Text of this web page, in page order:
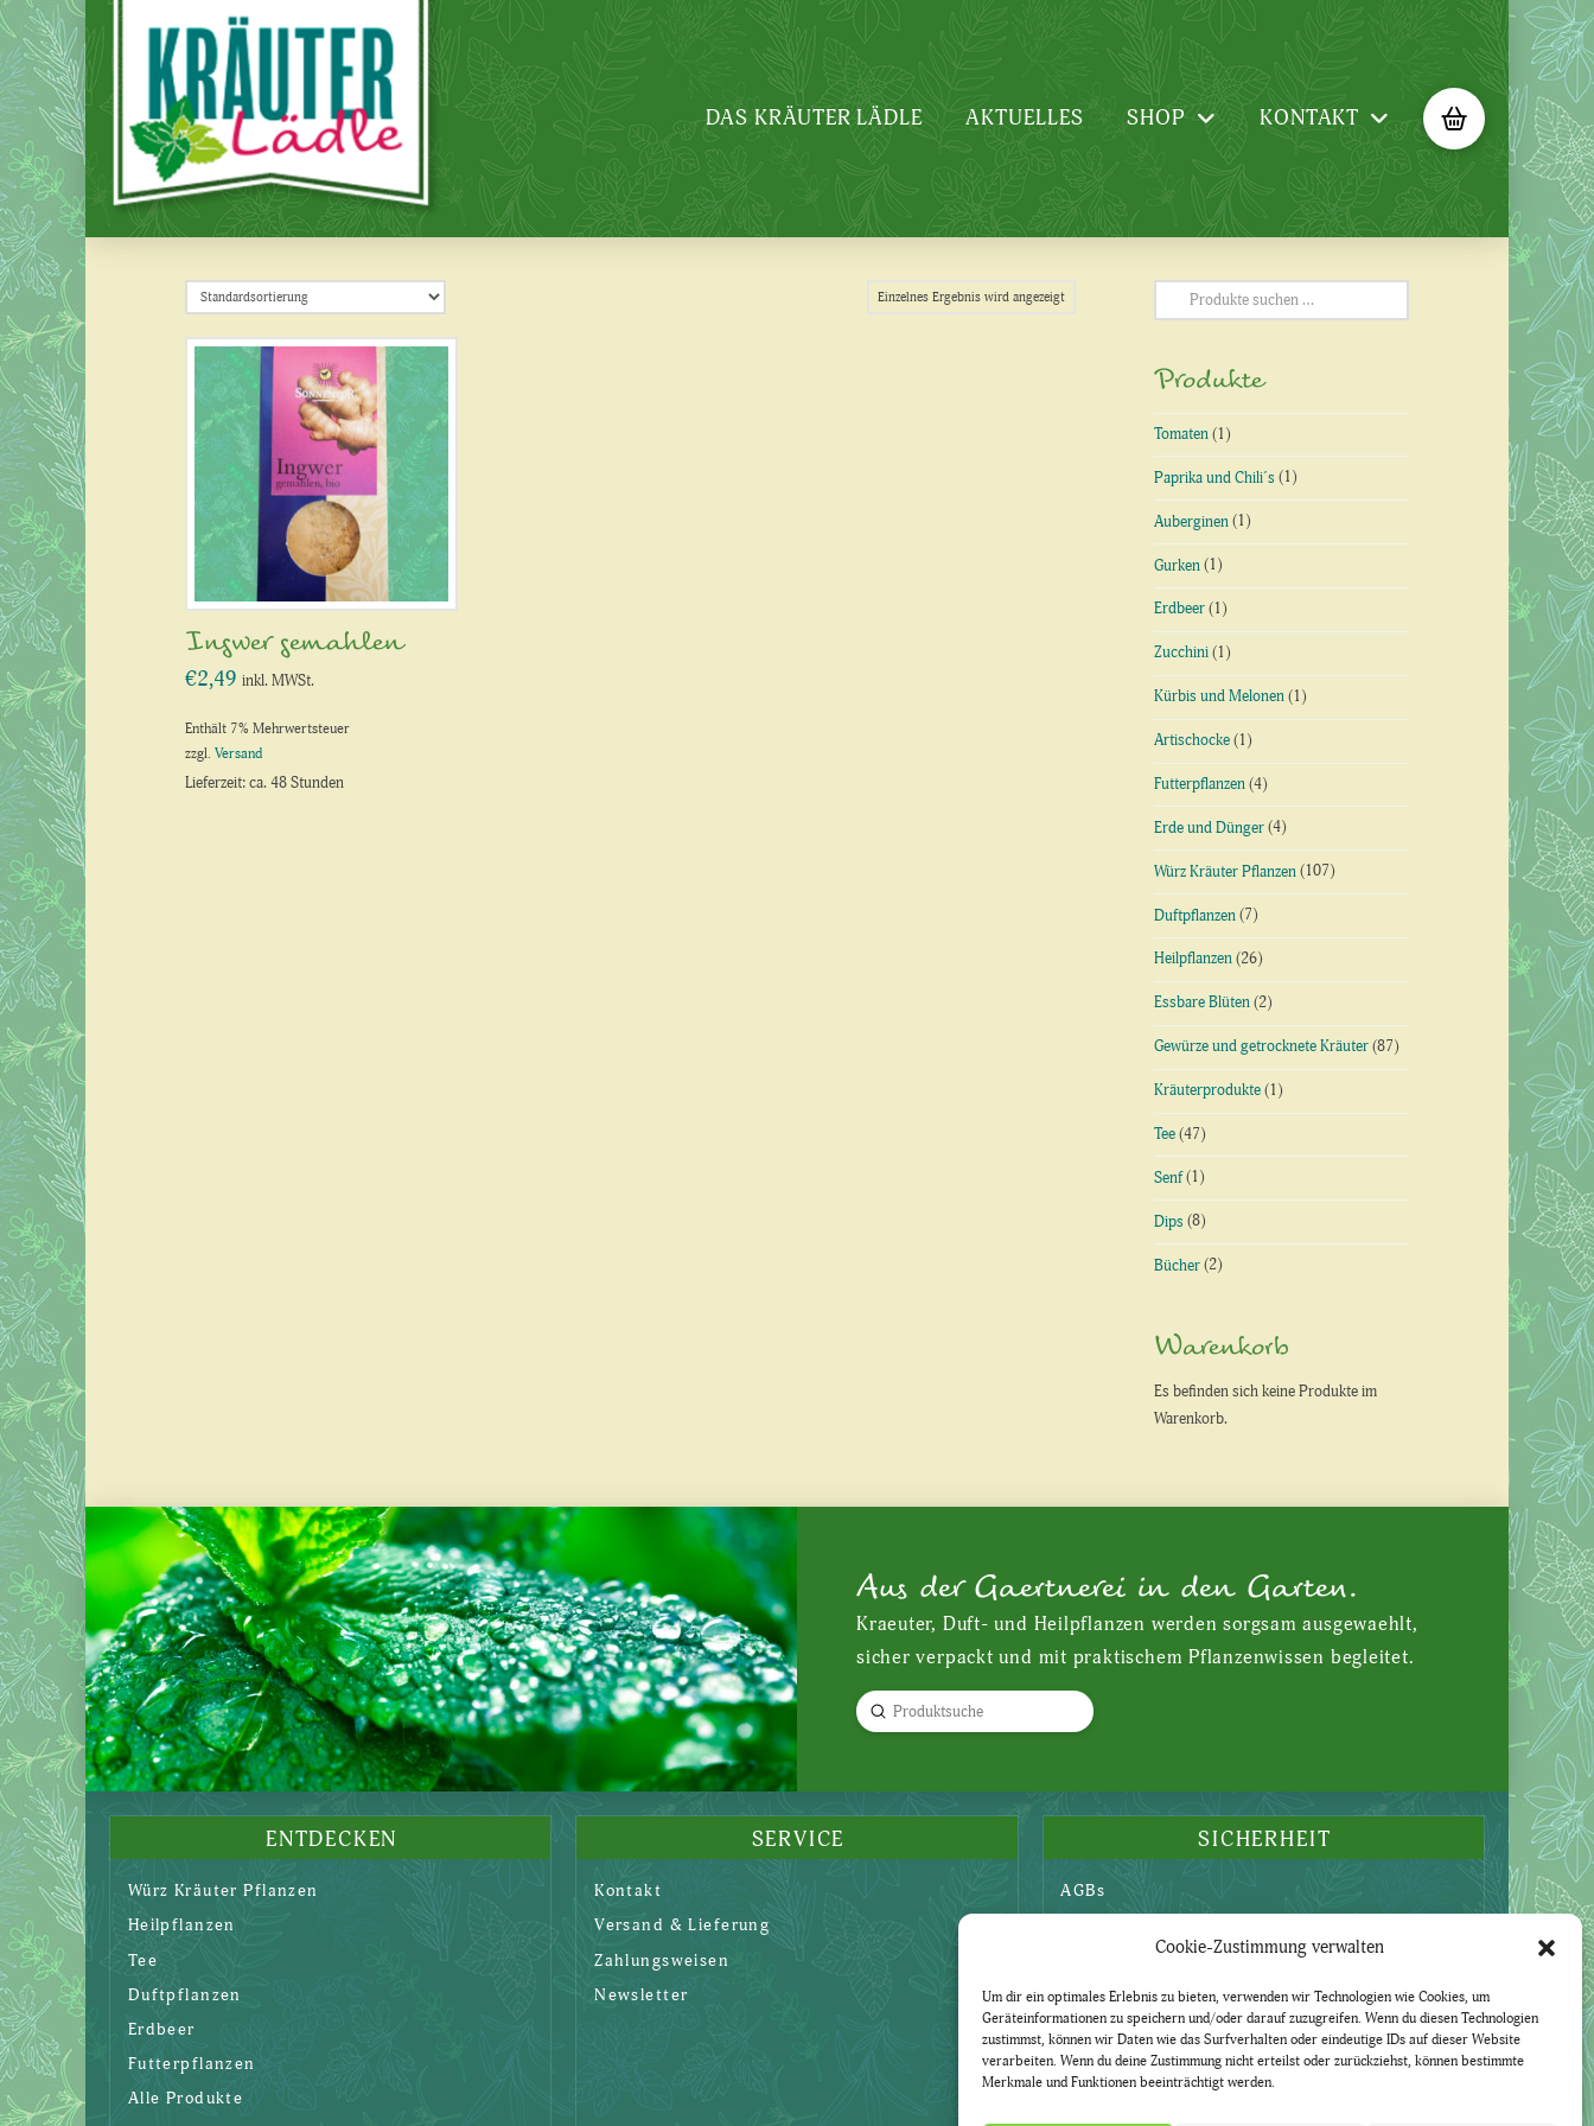
Cookie-Zustimmung verwalten
Um dir ein optimales Erlebnis zu bieten, verwenden wir Technologien wie Cookies, um
Geräteinformationen zu speichern und/oder darauf zuzugreifen. Wenn du diesen Technologien
zustimmst, können wir Daten wie das Surfverhalten oder eindeutige IDs auf dieser Website
verarbeiten. Wenn du deine Zustimmung nicht erteilst oder zurückziehst, können bestimmte
Merkmale und Funktionen beeinträchtigt werden.
DAS KRÄUTER LÄDLE AKTUELLES SHOP KONTAKT
Einzelnes Ergebnis wird angezeigt
Ingwer gemahlen
€2,49 inkl. MWSt.
Enthält 7% Mehrwertsteuer
zzgl. Versand
Lieferzeit: ca. 48 Stunden
Suchen
nach:
Produkte
Tomaten (1)
Paprika und Chili´s (1)
Auberginen (1)
Gurken (1)
Erdbeer (1)
Zucchini (1)
Kürbis und Melonen (1)
Artischocke (1)
Futterpflanzen (4)
Erde und Dünger (4)
Würz Kräuter Pflanzen (107)
Duftpflanzen (7)
Heilpflanzen (26)
Essbare Blüten (2)
Gewürze und getrocknete Kräuter (87)
Kräuterprodukte (1)
Tee (47)
Senf(1)
Dips (8)
Bücher (2)
Warenkorb
Es befinden sich keine Produkte im
Warenkorb.
Aus der Gaertnerei in den Garten.
Kraeuter, Duft- und Heilpflanzen werden sorgsam ausgewaehlt,
sicher verpackt und mit praktischem Pflanzenwissen begleitet.
Search
Submit
ENTDECKEN
Würz Kräuter Pflanzen
Heilpflanzen
Tee
Duftpflanzen
Erdbeer
Futterpflanzen
Alle Produkte
SERVICE
Kontakt
Versand & Lieferung
Zahlungsweisen
Newsletter
SICHERHEIT
AGBs
Impressum